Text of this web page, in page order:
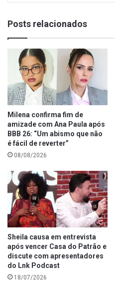
Posts relacionados
Milena confirma fim de
amizade com Ana Paula após
BBB 26: “Um abismo que não
é fácil de reverter”
08/08/2026
Sheila causa em entrevista
após vencer Casa do Patrão e
discute com apresentadores
do Lnk Podcast
18/07/2026